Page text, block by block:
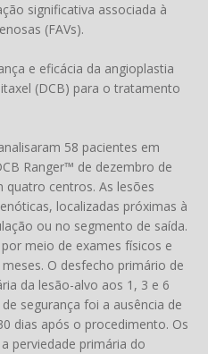
significativa associada à
(FAVs).
e eficácia da angioplastia
(DCB) para o tratamento
58 pacientes em
Ranger™ de dezembro de
quatro centros. As lesões
localizadas próximas à
ou no segmento de saída.
meio de exames físicos e
O desfecho primário de
da lesão-alvo aos 1, 3 e 6
segurança foi a ausência de
dias após o procedimento. Os
perviedade primária do